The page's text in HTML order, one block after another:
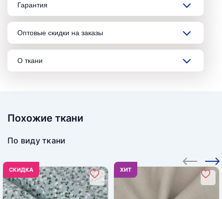
Гарантия
Оптовые скидки на заказы
О ткани
Похожие ткани
По виду ткани
CКИДКА ХИТ